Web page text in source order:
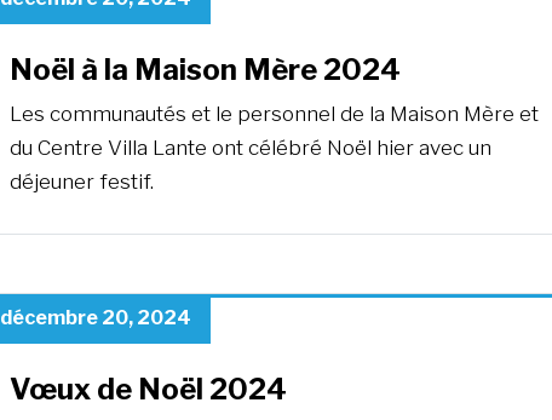
Noël à la Maison Mère 2024
Les communautés et le personnel de la Maison Mère et
du Centre Villa Lante ont célébré Noël hier avec un
déjeuner festif.
décembre 20, 2024
Vœux de Noël 2024